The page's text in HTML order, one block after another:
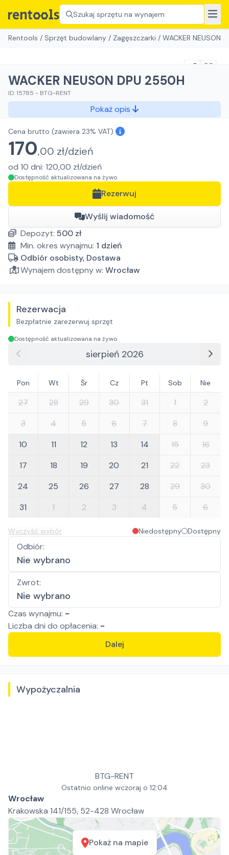
Szukaj sprzętu na wynajem
Rentools / Sprzęt budowlany / Zagęszczarki / WACKER NEUSON
WACKER NEUSON DPU 2550H
ID:15785 - BTG-RENT
Pokaż opis
Cena brutto (zawiera 23% VAT)
170,00 zł/dzień
od 10 dni: 120,00 zł/dzień
Dostępność aktualizowana na żywo
Rezerwuj
Wyślij wiadomość
Depozyt: 500 zł
Min. okres wynajmu: 1 dzień
Odbiór osobisty, Dostawa
Wynajem dostępny w: Wrocław
Rezerwacja
Bezpłatnie zarezerwuj sprzęt
Dostępność aktualizowana na żywo
sierpień 2026
Pon Wt Śr Cz Pt Sob Nie
27 28 29 30 31 1
2
3
4 5 6 7 8
9
10
11 12 13 14 15
16
17
18 19 20 21 22
23
24
25 26 27 28 29
30
31
1 2 3 4 5 6
Wyczyść wybór Niedostępny Dostępny
Odbiór:
Nie wybrano
Zwrot:
Nie wybrano
Czas wynajmu: -
Liczba dni do opłacenia: -
Dalej
Wypożyczalnia
BTG-RENT
Ostatnio online wczoraj o 12:04
Wrocław
Krakowska 141/155, 52-428 Wrocław
Pokaż na mapie